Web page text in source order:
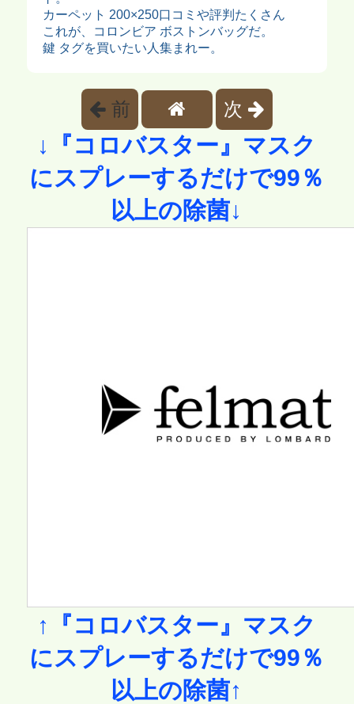
カーペット 200×250口コミや評判たくさん
これが、コロンビア ボストンバッグだ。
鍵 タグを買いたい人集まれー。
前 次
↓『コロバスター』マスク
にスプレーするだけで99％
以上の除菌↓
↑『コロバスター』マスク
にスプレーするだけで99％
以上の除菌↑